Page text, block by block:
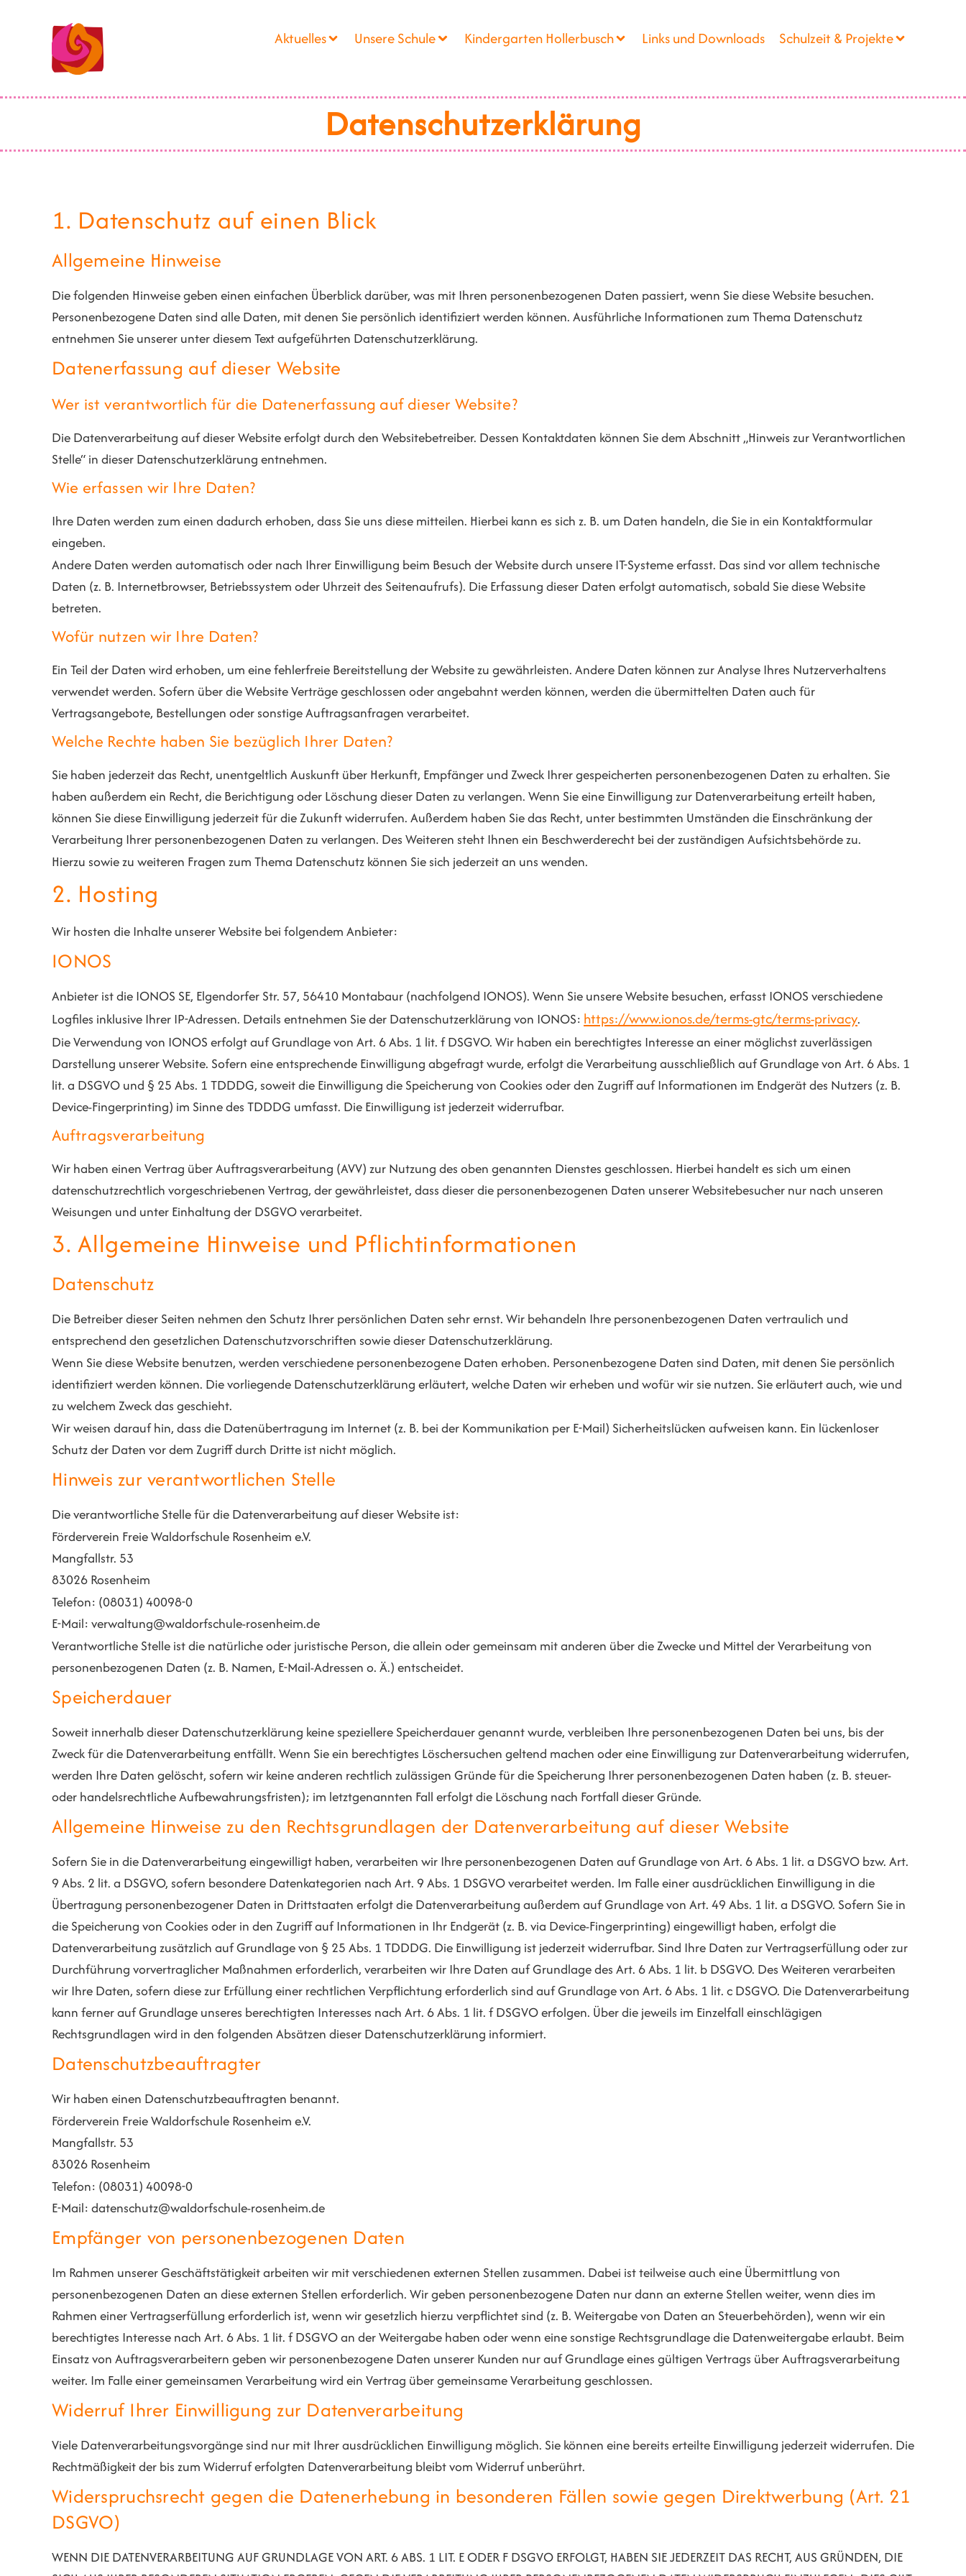
Aktuelles Unsere Schule Kindergarten Hollerbusch Links und Downloads Schulzeit & Projekte
Datenschutz­erklärung
1. Datenschutz auf einen Blick
Allgemeine Hinweise
Die folgenden Hinweise geben einen einfachen Überblick darüber, was mit Ihren personenbezogenen Daten passiert, wenn Sie diese Website besuchen.
Personenbezogene Daten sind alle Daten, mit denen Sie persönlich identifiziert werden können. Ausführliche Informationen zum Thema Datenschutz
entnehmen Sie unserer unter diesem Text aufgeführten Datenschutzerklärung.
Datenerfassung auf dieser Website
Wer ist verantwortlich für die Datenerfassung auf dieser Website?
Die Datenverarbeitung auf dieser Website erfolgt durch den Websitebetreiber. Dessen Kontaktdaten können Sie dem Abschnitt „Hinweis zur Verantwortlichen
Stelle“ in dieser Datenschutzerklärung entnehmen.
Wie erfassen wir Ihre Daten?
Ihre Daten werden zum einen dadurch erhoben, dass Sie uns diese mitteilen. Hierbei kann es sich z. B. um Daten handeln, die Sie in ein Kontaktformular
eingeben.
Andere Daten werden automatisch oder nach Ihrer Einwilligung beim Besuch der Website durch unsere IT-Systeme erfasst. Das sind vor allem technische
Daten (z. B. Internetbrowser, Betriebssystem oder Uhrzeit des Seitenaufrufs). Die Erfassung dieser Daten erfolgt automatisch, sobald Sie diese Website
betreten.
Wofür nutzen wir Ihre Daten?
Ein Teil der Daten wird erhoben, um eine fehlerfreie Bereitstellung der Website zu gewährleisten. Andere Daten können zur Analyse Ihres Nutzerverhaltens
verwendet werden. Sofern über die Website Verträge geschlossen oder angebahnt werden können, werden die übermittelten Daten auch für
Vertragsangebote, Bestellungen oder sonstige Auftragsanfragen verarbeitet.
Welche Rechte haben Sie bezüglich Ihrer Daten?
Sie haben jederzeit das Recht, unentgeltlich Auskunft über Herkunft, Empfänger und Zweck Ihrer gespeicherten personenbezogenen Daten zu erhalten. Sie
haben außerdem ein Recht, die Berichtigung oder Löschung dieser Daten zu verlangen. Wenn Sie eine Einwilligung zur Datenverarbeitung erteilt haben,
können Sie diese Einwilligung jederzeit für die Zukunft widerrufen. Außerdem haben Sie das Recht, unter bestimmten Umständen die Einschränkung der
Verarbeitung Ihrer personenbezogenen Daten zu verlangen. Des Weiteren steht Ihnen ein Beschwerderecht bei der zuständigen Aufsichtsbehörde zu.
Hierzu sowie zu weiteren Fragen zum Thema Datenschutz können Sie sich jederzeit an uns wenden.
2. Hosting
Wir hosten die Inhalte unserer Website bei folgendem Anbieter:
IONOS
Anbieter ist die IONOS SE, Elgendorfer Str. 57, 56410 Montabaur (nachfolgend IONOS). Wenn Sie unsere Website besuchen, erfasst IONOS verschiedene
Logfiles inklusive Ihrer IP-Adressen. Details entnehmen Sie der Datenschutzerklärung von IONOS: https://www.ionos.de/terms-gtc/terms-privacy.
Die Verwendung von IONOS erfolgt auf Grundlage von Art. 6 Abs. 1 lit. f DSGVO. Wir haben ein berechtigtes Interesse an einer möglichst zuverlässigen
Darstellung unserer Website. Sofern eine entsprechende Einwilligung abgefragt wurde, erfolgt die Verarbeitung ausschließlich auf Grundlage von Art. 6 Abs. 1
lit. a DSGVO und § 25 Abs. 1 TDDDG, soweit die Einwilligung die Speicherung von Cookies oder den Zugriff auf Informationen im Endgerät des Nutzers (z. B.
Device-Fingerprinting) im Sinne des TDDDG umfasst. Die Einwilligung ist jederzeit widerrufbar.
Auftragsverarbeitung
Wir haben einen Vertrag über Auftragsverarbeitung (AVV) zur Nutzung des oben genannten Dienstes geschlossen. Hierbei handelt es sich um einen
datenschutzrechtlich vorgeschriebenen Vertrag, der gewährleistet, dass dieser die personenbezogenen Daten unserer Websitebesucher nur nach unseren
Weisungen und unter Einhaltung der DSGVO verarbeitet.
3. Allgemeine Hinweise und Pflicht­informationen
Datenschutz
Die Betreiber dieser Seiten nehmen den Schutz Ihrer persönlichen Daten sehr ernst. Wir behandeln Ihre personenbezogenen Daten vertraulich und
entsprechend den gesetzlichen Datenschutzvorschriften sowie dieser Datenschutzerklärung.
Wenn Sie diese Website benutzen, werden verschiedene personenbezogene Daten erhoben. Personenbezogene Daten sind Daten, mit denen Sie persönlich
identifiziert werden können. Die vorliegende Datenschutzerklärung erläutert, welche Daten wir erheben und wofür wir sie nutzen. Sie erläutert auch, wie und
zu welchem Zweck das geschieht.
Wir weisen darauf hin, dass die Datenübertragung im Internet (z. B. bei der Kommunikation per E-Mail) Sicherheitslücken aufweisen kann. Ein lückenloser
Schutz der Daten vor dem Zugriff durch Dritte ist nicht möglich.
Hinweis zur verantwortlichen Stelle
Die verantwortliche Stelle für die Datenverarbeitung auf dieser Website ist:
Förderverein Freie Waldorfschule Rosenheim e.V.
Mangfallstr. 53
83026 Rosenheim
Telefon: (08031) 40098-0
E-Mail: verwaltung@waldorfschule-rosenheim.de
Verantwortliche Stelle ist die natürliche oder juristische Person, die allein oder gemeinsam mit anderen über die Zwecke und Mittel der Verarbeitung von
personenbezogenen Daten (z. B. Namen, E-Mail-Adressen o. Ä.) entscheidet.
Speicherdauer
Soweit innerhalb dieser Datenschutzerklärung keine speziellere Speicherdauer genannt wurde, verbleiben Ihre personenbezogenen Daten bei uns, bis der
Zweck für die Datenverarbeitung entfällt. Wenn Sie ein berechtigtes Löschersuchen geltend machen oder eine Einwilligung zur Datenverarbeitung widerrufen,
werden Ihre Daten gelöscht, sofern wir keine anderen rechtlich zulässigen Gründe für die Speicherung Ihrer personenbezogenen Daten haben (z. B. steuer-
oder handelsrechtliche Aufbewahrungsfristen); im letztgenannten Fall erfolgt die Löschung nach Fortfall dieser Gründe.
Allgemeine Hinweise zu den Rechtsgrundlagen der Datenverarbeitung auf dieser Website
Sofern Sie in die Datenverarbeitung eingewilligt haben, verarbeiten wir Ihre personenbezogenen Daten auf Grundlage von Art. 6 Abs. 1 lit. a DSGVO bzw. Art.
9 Abs. 2 lit. a DSGVO, sofern besondere Datenkategorien nach Art. 9 Abs. 1 DSGVO verarbeitet werden. Im Falle einer ausdrücklichen Einwilligung in die
Übertragung personenbezogener Daten in Drittstaaten erfolgt die Datenverarbeitung außerdem auf Grundlage von Art. 49 Abs. 1 lit. a DSGVO. Sofern Sie in
die Speicherung von Cookies oder in den Zugriff auf Informationen in Ihr Endgerät (z. B. via Device-Fingerprinting) eingewilligt haben, erfolgt die
Datenverarbeitung zusätzlich auf Grundlage von § 25 Abs. 1 TDDDG. Die Einwilligung ist jederzeit widerrufbar. Sind Ihre Daten zur Vertragserfüllung oder zur
Durchführung vorvertraglicher Maßnahmen erforderlich, verarbeiten wir Ihre Daten auf Grundlage des Art. 6 Abs. 1 lit. b DSGVO. Des Weiteren verarbeiten
wir Ihre Daten, sofern diese zur Erfüllung einer rechtlichen Verpflichtung erforderlich sind auf Grundlage von Art. 6 Abs. 1 lit. c DSGVO. Die Datenverarbeitung
kann ferner auf Grundlage unseres berechtigten Interesses nach Art. 6 Abs. 1 lit. f DSGVO erfolgen. Über die jeweils im Einzelfall einschlägigen
Rechtsgrundlagen wird in den folgenden Absätzen dieser Datenschutzerklärung informiert.
Datenschutz­beauftragter
Wir haben einen Datenschutzbeauftragten benannt.
Förderverein Freie Waldorfschule Rosenheim e.V.
Mangfallstr. 53
83026 Rosenheim
Telefon: (08031) 40098-0
E-Mail: datenschutz@waldorfschule-rosenheim.de
Empfänger von personenbezogenen Daten
Im Rahmen unserer Geschäftstätigkeit arbeiten wir mit verschiedenen externen Stellen zusammen. Dabei ist teilweise auch eine Übermittlung von
personenbezogenen Daten an diese externen Stellen erforderlich. Wir geben personenbezogene Daten nur dann an externe Stellen weiter, wenn dies im
Rahmen einer Vertragserfüllung erforderlich ist, wenn wir gesetzlich hierzu verpflichtet sind (z. B. Weitergabe von Daten an Steuerbehörden), wenn wir ein
berechtigtes Interesse nach Art. 6 Abs. 1 lit. f DSGVO an der Weitergabe haben oder wenn eine sonstige Rechtsgrundlage die Datenweitergabe erlaubt. Beim
Einsatz von Auftragsverarbeitern geben wir personenbezogene Daten unserer Kunden nur auf Grundlage eines gültigen Vertrags über Auftragsverarbeitung
weiter. Im Falle einer gemeinsamen Verarbeitung wird ein Vertrag über gemeinsame Verarbeitung geschlossen.
Widerruf Ihrer Einwilligung zur Datenverarbeitung
Viele Datenverarbeitungsvorgänge sind nur mit Ihrer ausdrücklichen Einwilligung möglich. Sie können eine bereits erteilte Einwilligung jederzeit widerrufen. Die
Rechtmäßigkeit der bis zum Widerruf erfolgten Datenverarbeitung bleibt vom Widerruf unberührt.
Widerspruchsrecht gegen die Datenerhebung in besonderen Fällen sowie gegen Direktwerbung (Art. 21
DSGVO)
WENN DIE DATENVERARBEITUNG AUF GRUNDLAGE VON ART. 6 ABS. 1 LIT. E ODER F DSGVO ERFOLGT, HABEN SIE JEDERZEIT DAS RECHT, AUS GRÜNDEN, DIE